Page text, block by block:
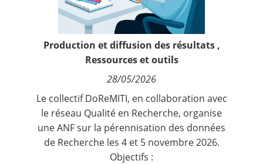
Production et diffusion des résultats,
Ressources et outils
28/05/2026
Le collectif DoReMITI, en collaboration avec
le réseau Qualité en Recherche, organise
une ANF sur la pérennisation des données
de Recherche les 4 et 5 novembre 2026.
Objectifs :